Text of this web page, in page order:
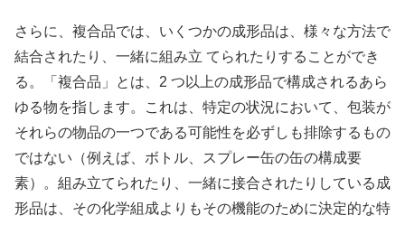
さらに、複合品では、いくつかの成形品は、様々な方法で
結合されたり、一緒に組み立 てられたりすることができ
る。「複合品」とは、2 つ以上の成形品で構成されるあら
ゆる物を指します。これは、特定の状況において、包装が
それらの物品の一つである可能性を必ずしも排除するもの
ではない（例えば、ボトル、スプレー缶の缶の構成要
素）。組み立てられたり、一緒に接合されたりしている成
形品は、その化学組成よりもその機能のために決定的な特